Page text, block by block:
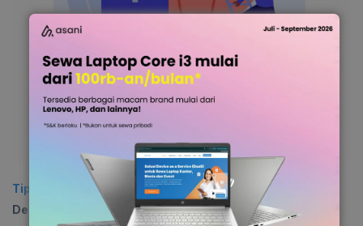
Tips & Trick Diposting:31 Oktober 2024 Diperbarui:
Desember 2025
0